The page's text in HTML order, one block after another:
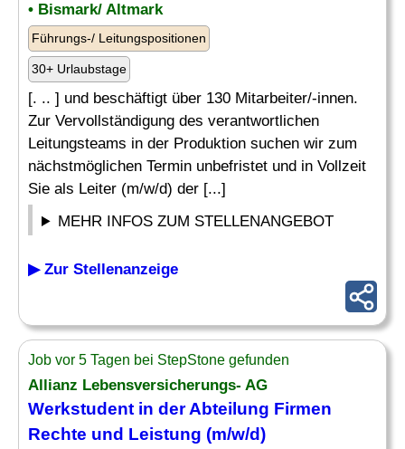
• Bismark/ Altmark
Führungs-/ Leitungspositionen
30+ Urlaubstage
[. .. ] und beschäftigt über 130 Mitarbeiter/-innen.
Zur Vervollständigung des verantwortlichen
Leitungsteams in der Produktion suchen wir zum
nächstmöglichen Termin unbefristet und in Vollzeit
Sie als Leiter (m/w/d) der [...]
MEHR INFOS ZUM STELLENANGEBOT
▶ Zur Stellenanzeige
Job vor 5 Tagen bei StepStone gefunden
Allianz Lebensversicherungs- AG
Werkstudent in derAbteilung Firmen
Rechte und Leistung (m/w/d)